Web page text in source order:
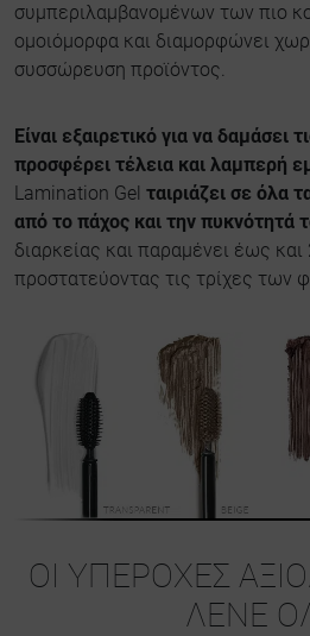
συμπεριλαμβανομένων των πιο
ομοιόμορφα και διαμορφώνει
συσσώρευση προϊόντος.
Είναι εξαιρετικό για να δαμάσει
προσφέρει τέλεια και λαμπερή
Lamination Gel ταιριάζει σε όλα
από το πάχος και την πυκνότητά
διαρκείας και παραμένει έως
προστατεύοντας τις τρίχες των
ΟΙ ΥΠΈΡΟΧΕΣ
ΛΈΝΕ